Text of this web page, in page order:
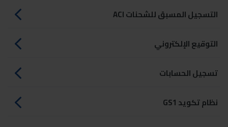
التسجيل المسبق للشحنات ACI
التوقيع الإلكتروني
تسجيل الحسابات
نظام تكويد GS1